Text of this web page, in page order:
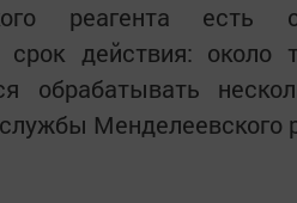
реагента есть
срок действия:
обрабатывать
Менделеевского